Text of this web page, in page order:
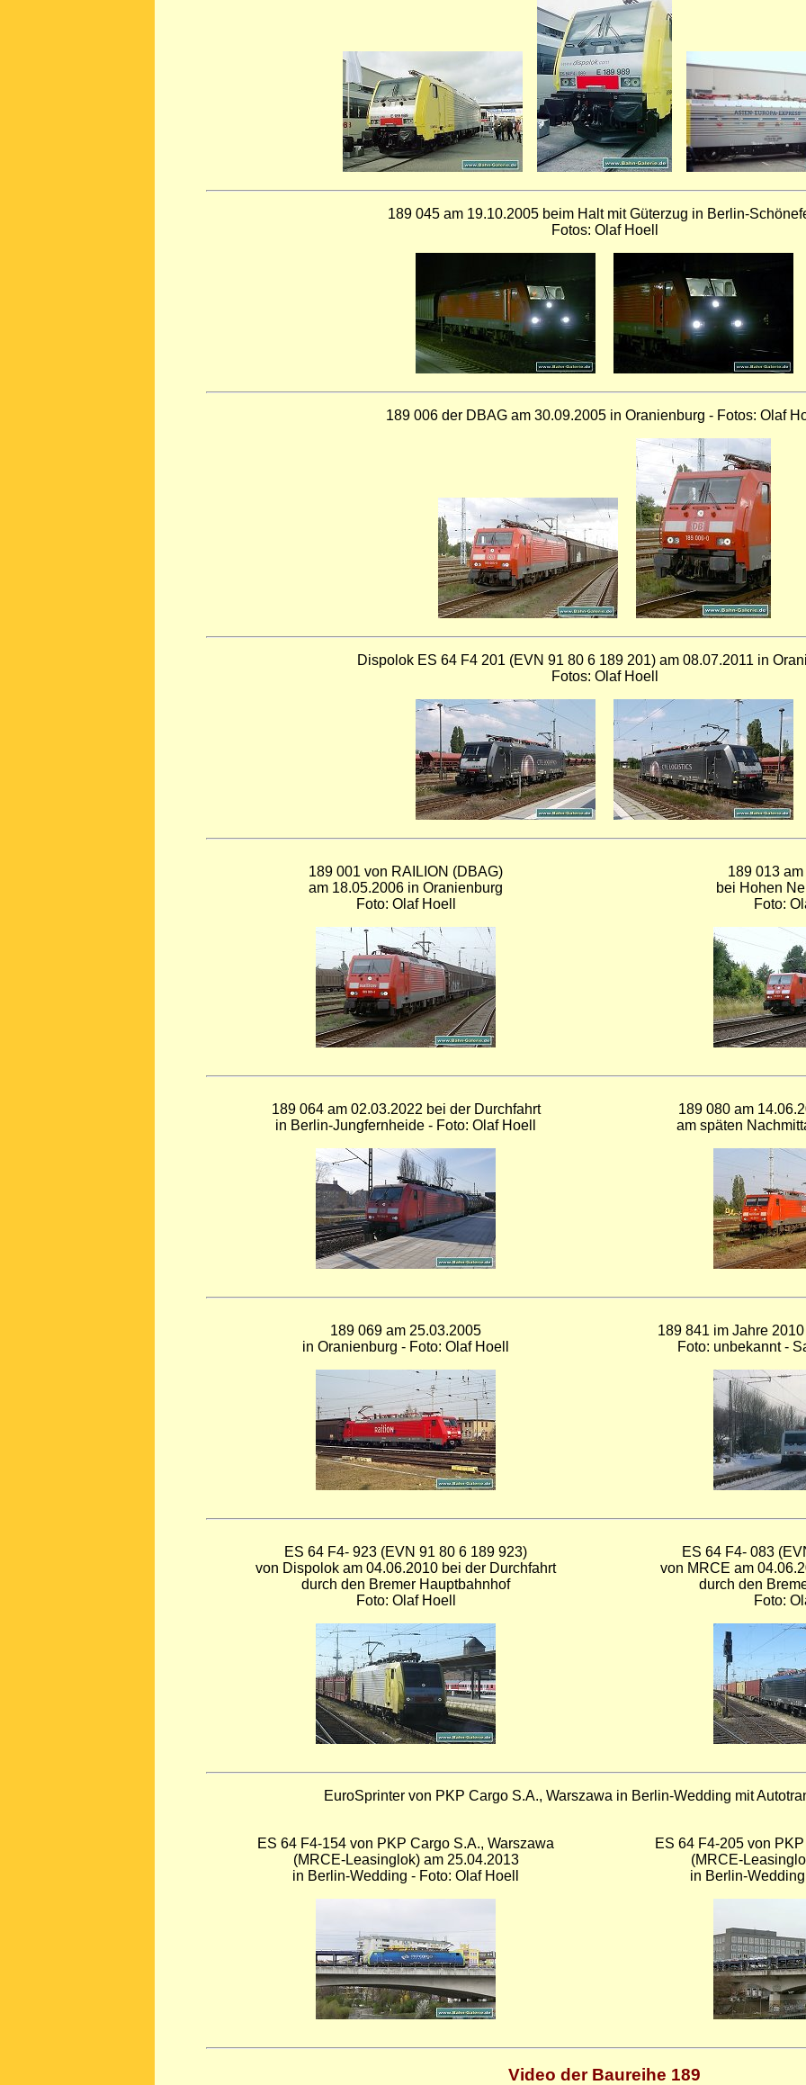
189 045 am 19.10.2005 beim Halt mit Güterzug in Berlin-
Fotos: Olaf Hoell
189 006 der DBAG am 30.09.2005 in Oranienburg - Fotos: Olaf
Dispolok ES 64 F4 201 (EVN 91 80 6 189 201) am 08.07.2011 in
Fotos: Olaf Hoell
189 001 von RAILION (DBAG)
am 18.05.2006 in Oranienburg
Foto: Olaf Hoell
189 013
bei Hohen
Foto:
189 064 am 02.03.2022 bei der Durchfahrt
in Berlin-Jungfernheide - Foto: Olaf Hoell
189 080 am
am späten
189 069 am 25.03.2005
in Oranienburg - Foto: Olaf Hoell
189 841 im Jahre
Foto: unbekannt -
ES 64 F4- 923 (EVN 91 80 6 189 923)
von Dispolok am 04.06.2010 bei der Durchfahrt
durch den Bremer Hauptbahnhof
Foto: Olaf Hoell
ES 64 F4- 083
von MRCE am
durch den
Foto:
EuroSprinter von PKP Cargo S.A., Warszawa in Berlin-Wedding mit
ES 64 F4-154 von PKP Cargo S.A., Warszawa
(MRCE-Leasinglok) am 25.04.2013
in Berlin-Wedding - Foto: Olaf Hoell
ES 64 F4-205 von
(MRCE-
in Berlin-
Video der Baureihe 189